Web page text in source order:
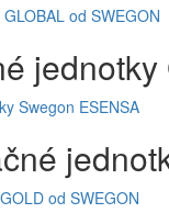
od SWEGON
Swegon ESENSA
od SWEGON